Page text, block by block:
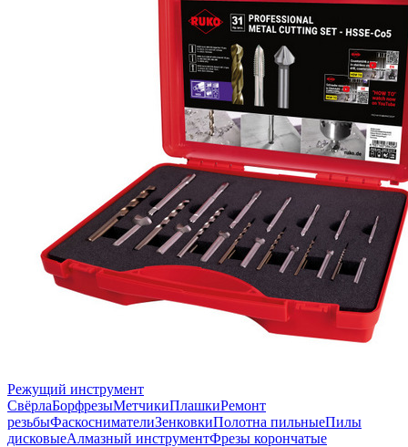
Режущий инструмент
СвёрлаБорфрезыМетчикиПлашкиРемонт
резьбыФаскоснимателиЗенковкиПолотна пильныеПилы
дисковыеАлмазный инструментФрезы корончатые